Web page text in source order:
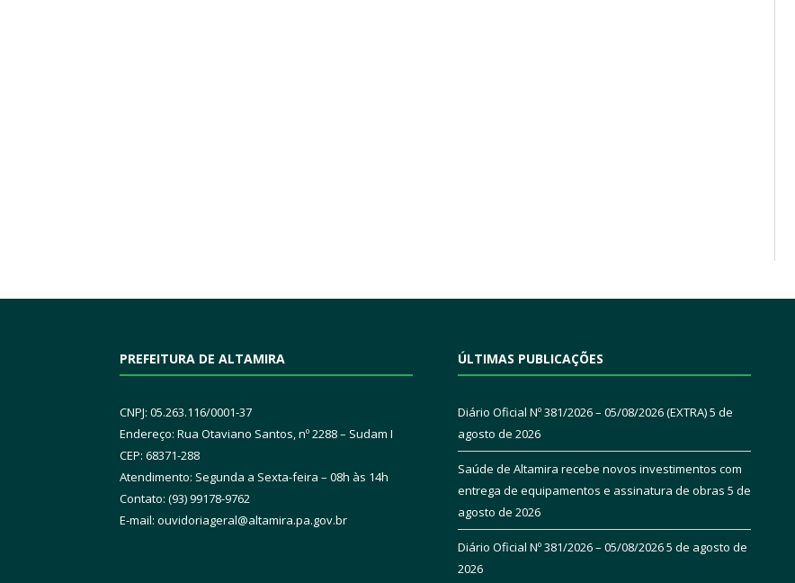
PREFEITURA DE ALTAMIRA
CNPJ: 05.263.116/0001-37
Endereço: Rua Otaviano Santos, nº 2288 – Sudam I
CEP: 68371-288
Atendimento: Segunda a Sexta-feira – 08h às 14h
Contato: (93) 99178-9762
E-mail: ouvidoriageral@altamira.pa.gov.br
ÚLTIMAS PUBLICAÇÕES
Diário Oficial Nº 381/2026 – 05/08/2026 (EXTRA)5 de
agosto de 2026
Saúde de Altamira recebe novos investimentos com
entrega de equipamentos e assinatura de obras 5 de
agosto de 2026
Diário Oficial Nº 381/2026 – 05/08/20265 de agosto de
2026